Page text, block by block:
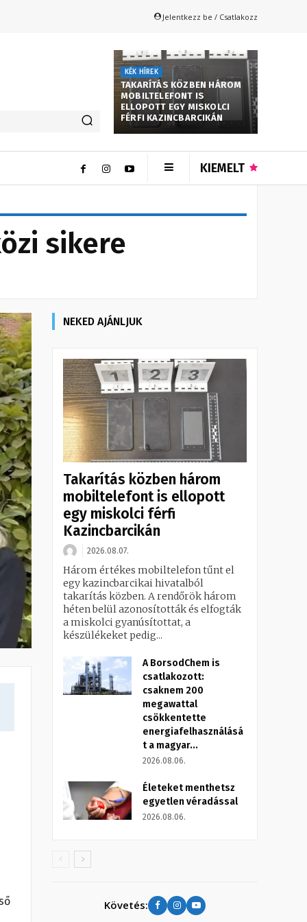
Jelentkezz be / Csatlakozz
KÉK HÍREK
TAKARÍTÁS KÖZBEN HÁROM
MOBILTELEFONT IS
ELLOPOTT EGY MISKOLCI
FÉRFI KAZINCBARCIKÁN
KIEMELT
sikere
NEKED AJÁNLJUK
Takarítás közben három
mobiltelefont is ellopott
egy miskolci férfi
Kazincbarcikán
2026.08.07.
Három értékes mobiltelefon tűnt el
egy kazincbarcikai hivatalból
takarítás közben. A rendőrök három
héten belül azonosították és elfogták
a miskolci gyanúsítottat, a
készülékeket pedig...
A BorsodChem is
csatlakozott:
csaknem 200
megawattal
csökkentette
energiafelhasználásá
t a magyar...
2026.08.06.
Életeket menthetsz
egyetlen véradással
2026.08.06.
Követés: